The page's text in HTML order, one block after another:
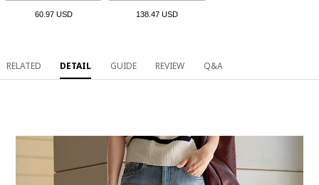
60.97 USD 138.47 USD
RELATED DETAIL GUIDE REVIEW Q&A